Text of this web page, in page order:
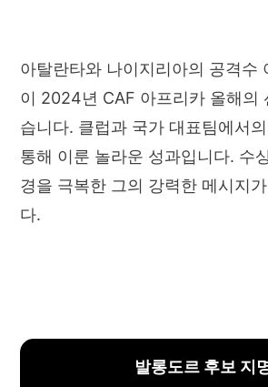
아탈란타와 나이지리아의 공격수
이 2024년 CAF 아프리카 올해의
습니다. 클럽과 국가 대표팀에서
통해 이룬 놀라운 성과입니다. 수
경을 극복한 그의 강력한 메시지
다.
발롱도르 후보 지